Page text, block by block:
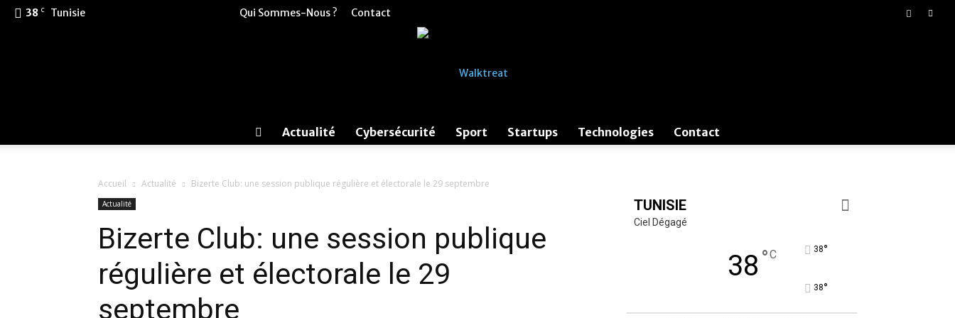
38 C Tunisie Qui Sommes-Nous ? Contact
Actualité Cybersécurité Sport Startups Technologies Contact
Accueil Actualité Bizerte Club: une session publique régulière et électorale le 29 septembre
Actualité
Bizerte Club: une session publique
régulière et électorale le 29
septembre
TUNISIE
Ciel Dégagé
38 °C 38°
38°